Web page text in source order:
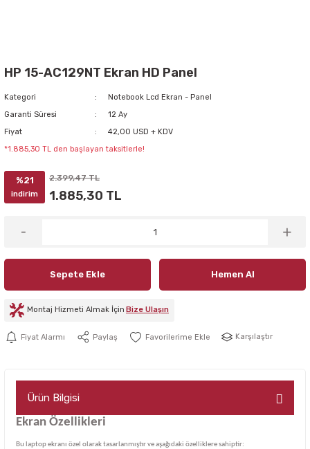
HP 15-AC129NT Ekran HD Panel
Kategori
Notebook Lcd Ekran - Panel
Garanti Süresi
12 Ay
Fiyat
42,00 USD + KDV
*1.885,30 TL den başlayan taksitlerle!
%21
indirim
2.399,47 TL
1.885,30 TL
Sepete Ekle Hemen Al
Montaj Hizmeti Almak İçin Bize Ulaşın
Fiyat Alarmı Paylaş Karşılaştır
Ürün Bilgisi
Ekran Özellikleri
Bu laptop ekranı özel olarak tasarlanmıştır ve aşağıdaki özelliklere sahiptir: